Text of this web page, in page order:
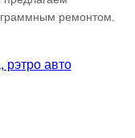
ремонтом.